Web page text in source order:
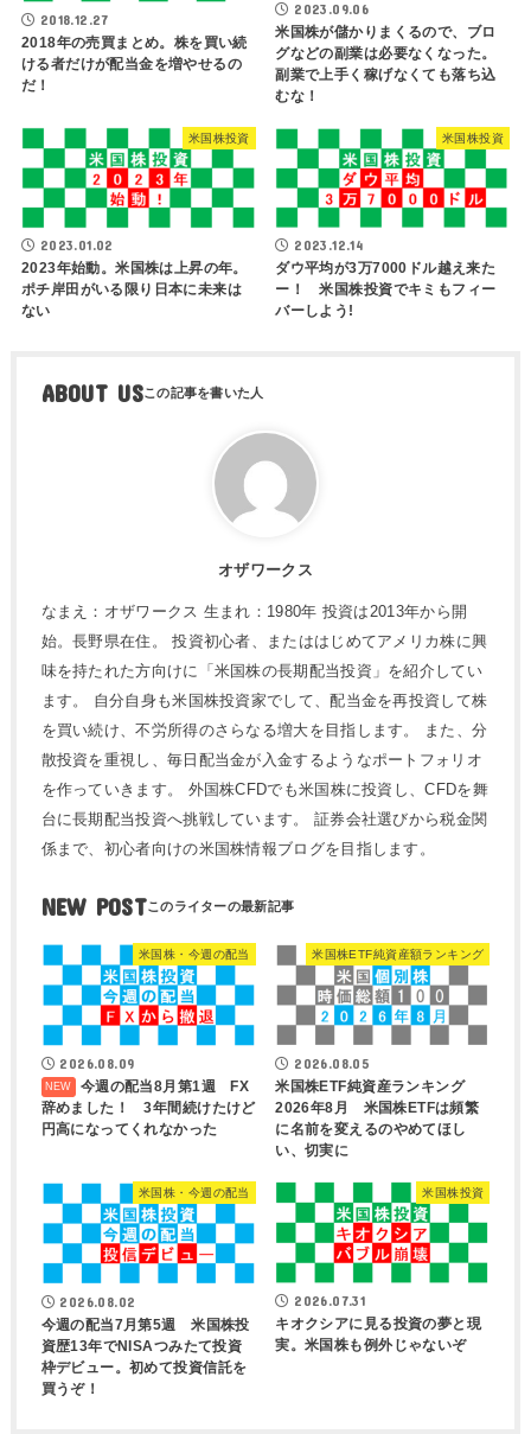
2018.12.27
2018年の売買まとめ。株を買い続
ける者だけが配当金を増やせるの
だ！
2023.09.06
米国株が儲かりまくるので、ブロ
グなどの副業は必要なくなった。
副業で上手く稼げなくても落ち込
むな！
米国株投資
2023.01.02
2023年始動。米国株は上昇の年。
ポチ岸田がいる限り日本に未来は
ない
米国株投資
2023.12.14
ダウ平均が3万7000ドル越え来た
ー！ 米国株投資でキミもフィー
バーしよう!
ABOUT US
オザワークス
なまえ：オザワークス 生まれ：1980年 投資は2013年から開
始。長野県在住。 投資初心者、またははじめてアメリカ株に興
味を持たれた方向けに「米国株の長期配当投資」を紹介してい
ます。 自分自身も米国株投資家でして、配当金を再投資して株
を買い続け、不労所得のさらなる増大を目指します。 また、分
散投資を重視し、毎日配当金が入金するようなポートフォリオ
を作っていきます。 外国株CFDでも米国株に投資し、CFDを舞
台に長期配当投資へ挑戦しています。 証券会社選びから税金関
係まで、初心者向けの米国株情報ブログを目指します。
NEW POST
米国株・今週の配当
2026.08.09
今週の配当8月第1週 FX
辞めました！ 3年間続けたけど
円高になってくれなかった
米国株ETF純資産額ランキング
2026.08.05
米国株ETF純資産ランキング
2026年8月 米国株ETFは頻繁
に名前を変えるのやめてほし
い、切実に
米国株・今週の配当
2026.08.02
今週の配当7月第5週 米国株投
資歴13年でNISAつみたて投資
枠デビュー。初めて投資信託を
買うぞ！
米国株投資
2026.07.31
キオクシアに見る投資の夢と現
実。米国株も例外じゃないぞ